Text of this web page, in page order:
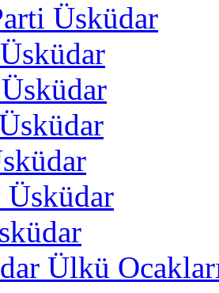
Üsküdar
Ülkü